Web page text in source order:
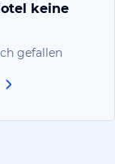
keine
gefallen